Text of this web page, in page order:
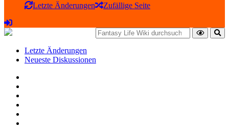
Letzte Änderungen Zufällige Seite
Letzte Änderungen
Neueste Diskussionen